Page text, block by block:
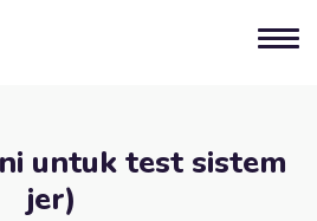
untuk test sistem
jer)